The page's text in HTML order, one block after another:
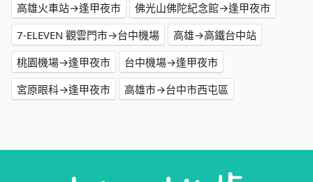
高雄火車站→逢甲夜市
佛光山佛陀紀念館→逢甲夜市
7-ELEVEN 觀雲門市→台中機場
高雄→高鐵台中站
桃園機場→逢甲夜市
台中機場→逢甲夜市
宮原眼科→逢甲夜市
高雄市→台中市西屯區